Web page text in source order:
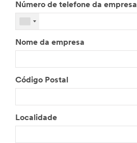
Número de telefone da empresa
Nome da empresa
Código Postal
Localidade